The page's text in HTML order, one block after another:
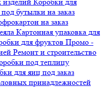
изделий Коробки для
бутылки на заказ
на заказ
Картонная упаковка для
для фруктов Промо -
Ремонт и строительство
под теплицу
для яиц под заказ
принадлежностей